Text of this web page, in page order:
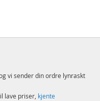
vi sender din ordre lynraskt
lave priser, kjente